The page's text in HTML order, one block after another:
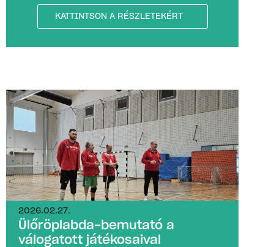
KATTINTSON A RÉSZLETEKÉRT
2026.02.27.
Ülőröplabda-bemutató a
válogatott játékosaival